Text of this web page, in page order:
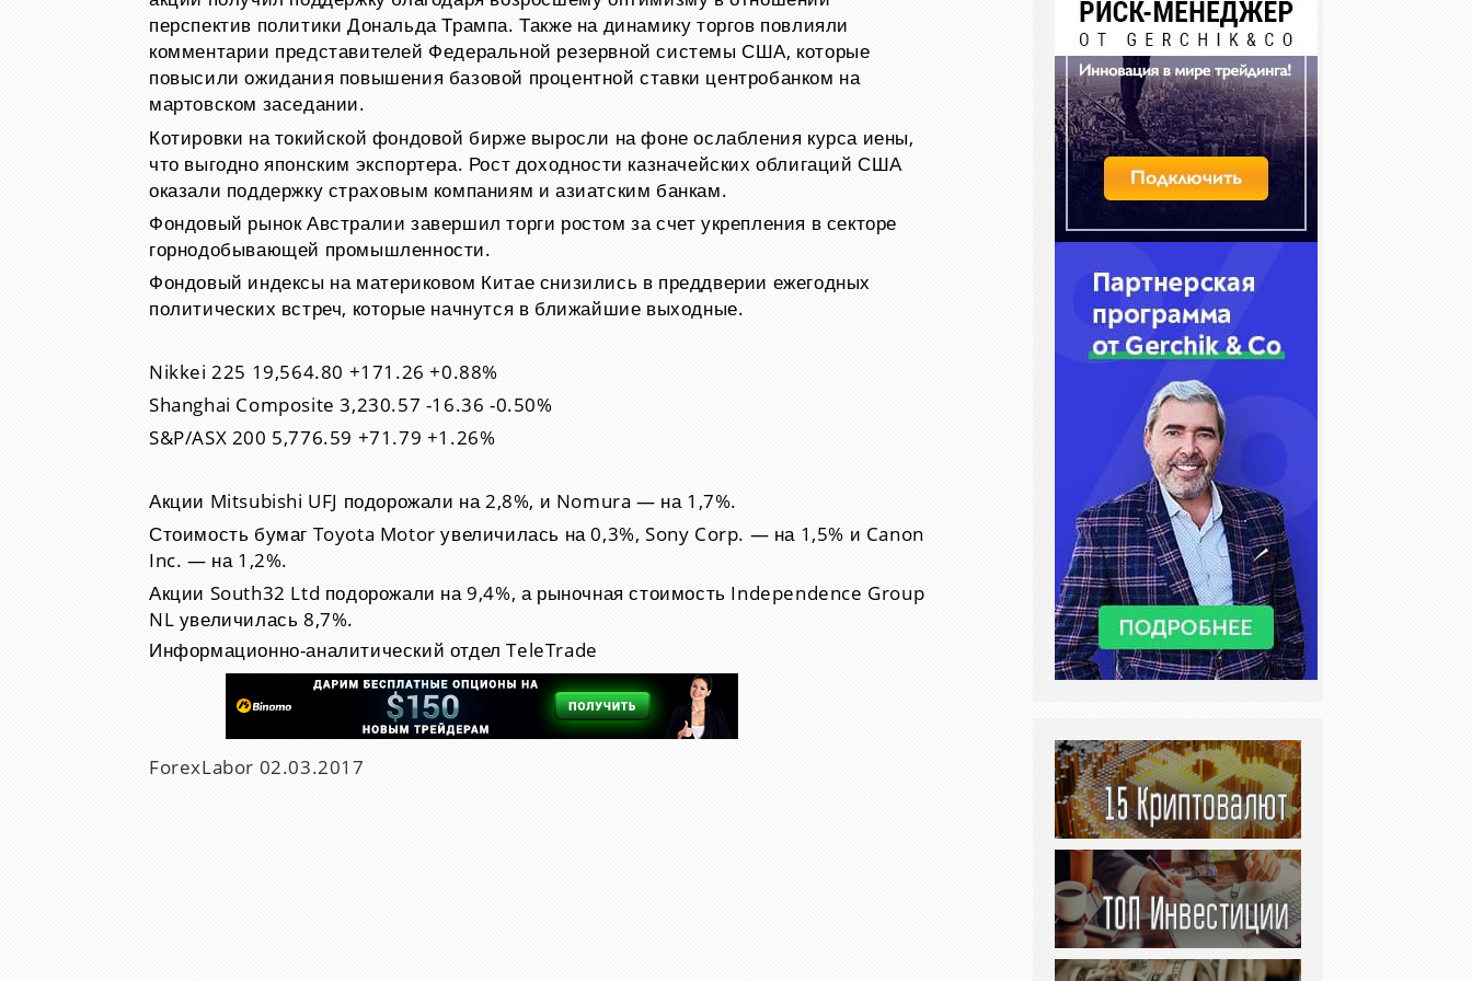
перспектив политики Дональда Трампа. Также на динамику торгов повлияли
комментарии представителей Федеральной резервной системы США, которые
повысили ожидания повышения базовой процентной ставки центробанком на
мартовском заседании.
Котировки на токийской фондовой бирже выросли на фоне ослабления курса иены,
что выгодно японским экспортера. Рост доходности казначейских облигаций США
оказали поддержку страховым компаниям и азиатским банкам.
Фондовый рынок Австралии завершил торги ростом за счет укрепления в секторе
горнодобывающей промышленности.
Фондовый индексы на материковом Китае снизились в преддверии ежегодных
политических встреч, которые начнутся в ближайшие выходные.
Nikkei 225 19,564.80 +171.26 +0.88%
Shanghai Composite 3,230.57 -16.36 -0.50%
S&P/ASX 200 5,776.59 +71.79 +1.26%
Акции Mitsubishi UFJ подорожали на 2,8%, и Nomura — на 1,7%.
Стоимость бумаг Toyota Motor увеличилась на 0,3%, Sony Corp. — на 1,5% и Canon
Inc. — на 1,2%.
Акции South32 Ltd подорожали на 9,4%, а рыночная стоимость Independence Group
NL увеличилась 8,7%.
Информационно-аналитический отдел TeleTrade
ForexLabor 02.03.2017